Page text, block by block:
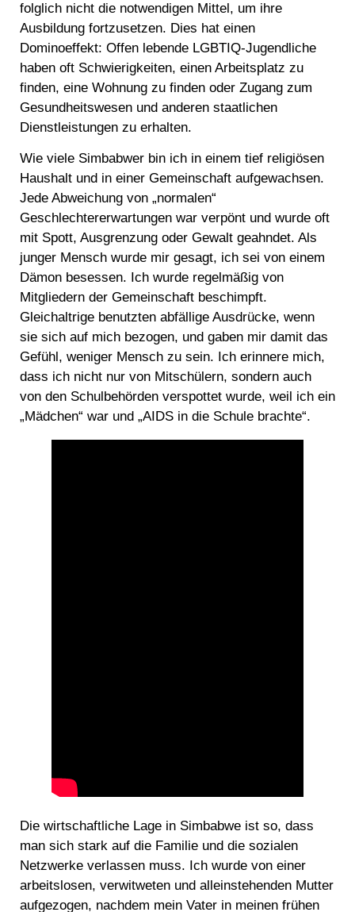
folglich nicht die notwendigen Mittel, um ihre
Ausbildung fortzusetzen. Dies hat einen
Dominoeffekt: Offen lebende LGBTIQ-Jugendliche
haben oft Schwierigkeiten, einen Arbeitsplatz zu
finden, eine Wohnung zu finden oder Zugang zum
Gesundheitswesen und anderen staatlichen
Dienstleistungen zu erhalten.
Wie viele Simbabwer bin ich in einem tief religiösen
Haushalt und in einer Gemeinschaft aufgewachsen.
Jede Abweichung von „normalen“
Geschlechtererwartungen war verpönt und wurde oft
mit Spott, Ausgrenzung oder Gewalt geahndet. Als
junger Mensch wurde mir gesagt, ich sei von einem
Dämon besessen. Ich wurde regelmäßig von
Mitgliedern der Gemeinschaft beschimpft.
Gleichaltrige benutzten abfällige Ausdrücke, wenn
sie sich auf mich bezogen, und gaben mir damit das
Gefühl, weniger Mensch zu sein. Ich erinnere mich,
dass ich nicht nur von Mitschülern, sondern auch
von den Schulbehörden verspottet wurde, weil ich ein
„Mädchen“ war und „AIDS in die Schule brachte“.
Die wirtschaftliche Lage in Simbabwe ist so, dass
man sich stark auf die Familie und die sozialen
Netzwerke verlassen muss. Ich wurde von einer
arbeitslosen, verwitweten und alleinstehenden Mutter
aufgezogen, nachdem mein Vater in meinen frühen